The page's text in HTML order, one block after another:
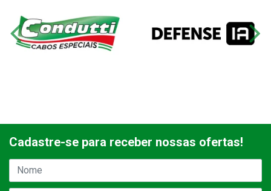
Cadastre-se para receber nossas ofertas!